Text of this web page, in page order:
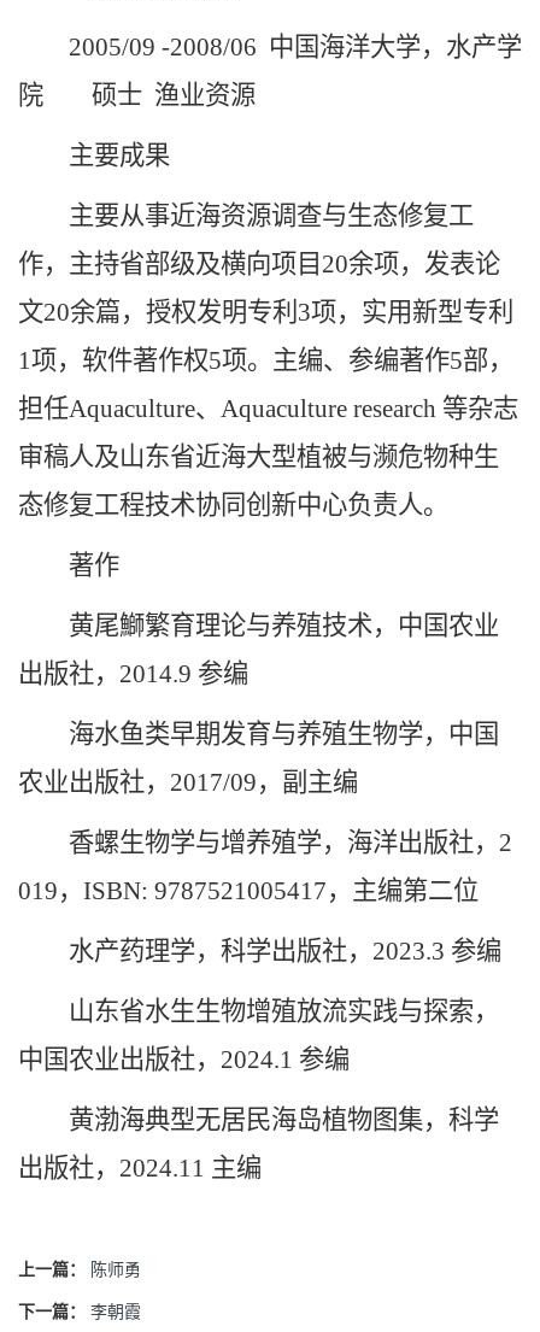
2005/09 -2008/06 中国海洋大学，水产学
院 硕士 渔业资源
主要成果
主要从事近海资源调查与生态修复工
作，主持省部级及横向项目20余项，发表论
文20余篇，授权发明专利3项，实用新型专利
1项，软件著作权5项。主编、参编著作5部，
担任Aquaculture、Aquaculture research 等杂志
审稿人及山东省近海大型植被与濒危物种生
态修复工程技术协同创新中心负责人。
著作
黄尾鰤繁育理论与养殖技术，中国农业
出版社，2014.9 参编
海水鱼类早期发育与养殖生物学，中国
农业出版社，2017/09，副主编
香螺生物学与增养殖学，海洋出版社，2
019，ISBN: 9787521005417，主编第二位
水产药理学，科学出版社，2023.3 参编
山东省水生生物增殖放流实践与探索，
中国农业出版社，2024.1 参编
黄渤海典型无居民海岛植物图集，科学
出版社，2024.11 主编
上一篇： 陈师勇
下一篇： 李朝霞